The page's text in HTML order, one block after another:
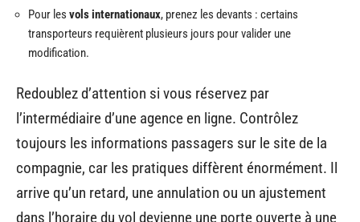
Pour les vols internationaux, prenez les devants : certains
transporteurs requièrent plusieurs jours pour valider une
modification.
Redoublez d’attention si vous réservez par
l’intermédiaire d’une agence en ligne. Contrôlez
toujours les informations passagers sur le site de la
compagnie, car les pratiques diffèrent énormément. Il
arrive qu’un retard, une annulation ou un ajustement
dans l’horaire du vol devienne une porte ouverte à une